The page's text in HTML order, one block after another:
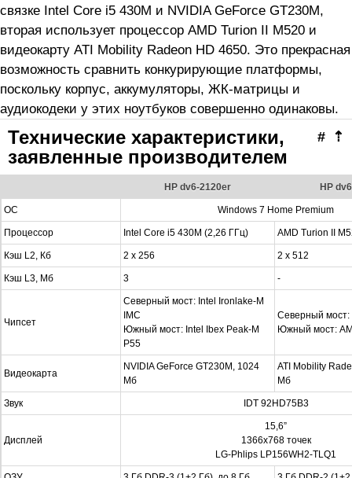
связке Intel Core i5 430M и NVIDIA GeForce GT230M,
вторая использует процессор AMD Turion II M520 и
видеокарту ATI Mobility Radeon HD 4650. Это прекрасная
возможность сравнить конкурирующие платформы,
поскольку корпус, аккумуляторы, ЖК-матрицы и
аудиокодеки у этих ноутбуков совершенно одинаковы.
⇡
#
Технические характеристики,
заявленные производителем
HP dv6-2120er HP
ОС Windows 7 Home Premium
Процессор Intel Core i5 430M (2,26 ГГц) AMD Turion II
Кэш L2, Кб 2 x 256 2 x 512
Кэш L3, Мб 3 -
Чипсет
Северный мост: Intel Ironlake-M
IMC
Южный мост: Intel Ibex Peak-M
P55
Северный мост:
Южный мост:
Видеокарта
NVIDIA GeForce GT230M, 1024
Мб
ATI Mobility
Мб
Звук IDT 92HD75B3
Дисплей
15,6”
1366х768 точек
LG-Phlips LP156WH2-TLQ1